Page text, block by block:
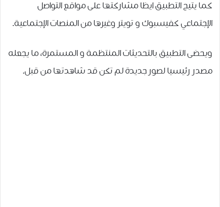
كما يتيح التطبيق ايظا مشاركتها على مواقع التواصل
الإجتماعي كفيسبوك و تويتر وغيرها من المنصات الإجتماعية.
ويحضى التطبيق بالتحديثات المنتظمة و المستمرة، ما يجعله
مصدر رئيسيا لصور جديدة لم تكن قد شاهدتها من قبل.